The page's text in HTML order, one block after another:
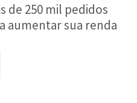
de 250 mil pedidos
aumentar sua renda